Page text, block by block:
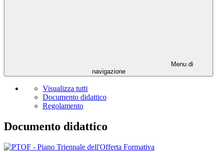
Menu di
navigazione
Visualizza tutti
Documento didattico
Regolamento
Documento didattico